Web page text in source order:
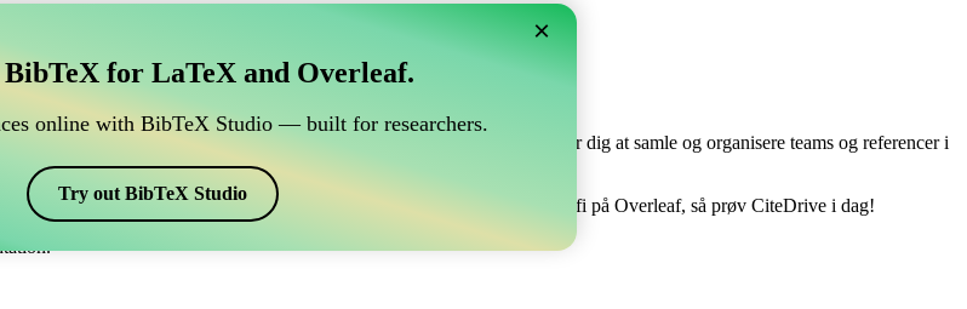
referencer, som forbindes til Overleaf?
referencer, som forbindes til Overleaf?”
og bibliografi på Overleaf, så kan CiteDrive være perfekt! Det tillader dig at samle og organisere teams og referencer i
bababbrv. Så hvis du leder efter en nem måde at håndtere din bibliografi på Overleaf, så prøv CiteDrive i dag!
×
for LaTeX and Overleaf.
online with BibTeX Studio — built for researchers.
Try out BibTeX Studio